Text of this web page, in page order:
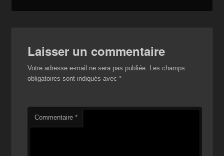
Laisser un commentaire
Votre adresse e-mail ne sera pas publiée.
Les champs
obligatoires sont indiqués avec*
Commentaire*